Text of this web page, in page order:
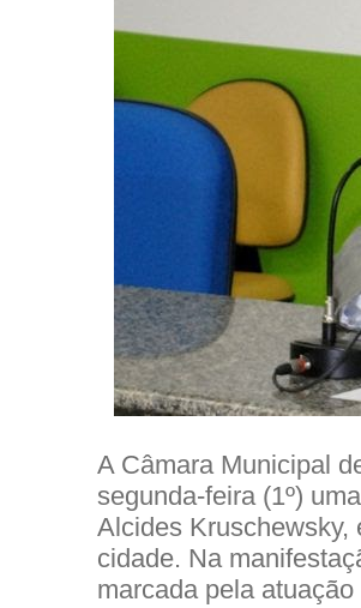
A Câmara Municipal
segunda-feira (1º)
Alcides Kruschewsky,
cidade. Na
marcada pela